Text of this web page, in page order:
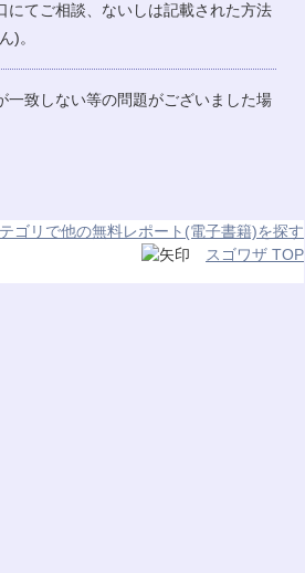
にてご相談、ないしは記載された方法
)。
一致しない等の問題がございました場
ゴリで他の無料レポート(電子書籍)を探す
スゴワザ TOP